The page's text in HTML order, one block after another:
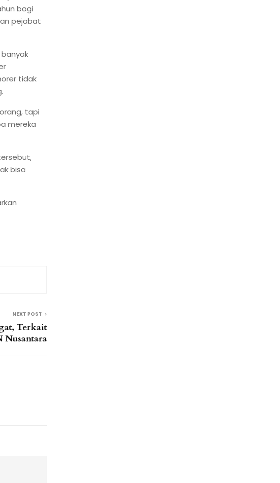
bagi
pejabat
tidak
tapi
mereka
bisa
NEXT POST
Terkait
Nusantara